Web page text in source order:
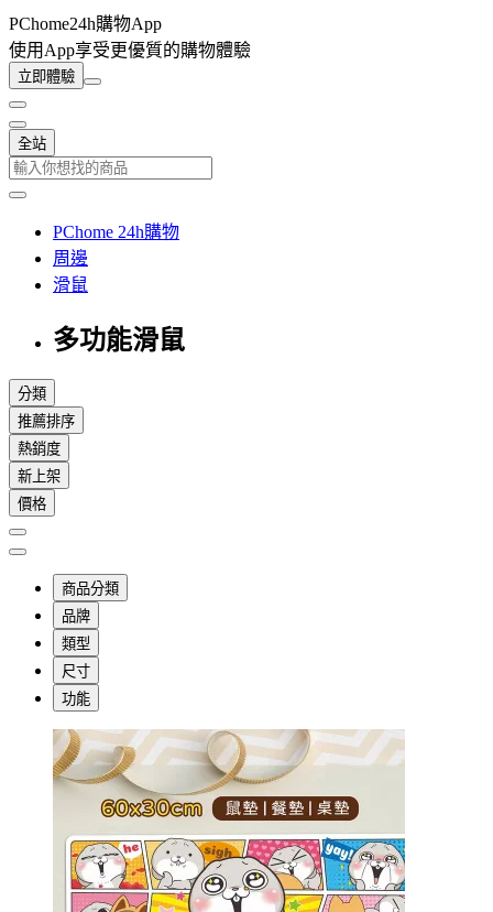
PChome24h購物App
使用App享受更優質的購物體驗
立即體驗
全站
PChome 24h購物
周邊
滑鼠
多功能滑鼠
分類
推薦排序
熱銷度
新上架
價格
商品分類
品牌
類型
尺寸
功能